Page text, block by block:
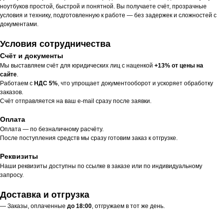
ноутбуков простой, быстрой и понятной. Вы получаете счёт, прозрачные
условия и технику, подготовленную к работе — без задержек и сложностей с
документами.
Условия сотрудничества
Счёт и документы
Мы выставляем счёт для юридических лиц с наценкой +13% от цены на
сайте.
Работаем с НДС 5%, что упрощает документооборот и ускоряет обработку
заказов.
Счёт отправляется на ваш e-mail сразу после заявки.
Оплата
Оплата — по безналичному расчёту.
После поступления средств мы сразу готовим заказ к отгрузке.
Реквизиты
Наши реквизиты доступны по ссылке в заказе или по индивидуальному
запросу.
Доставка и отгрузка
— Заказы, оплаченные до 18:00, отгружаем в тот же день.